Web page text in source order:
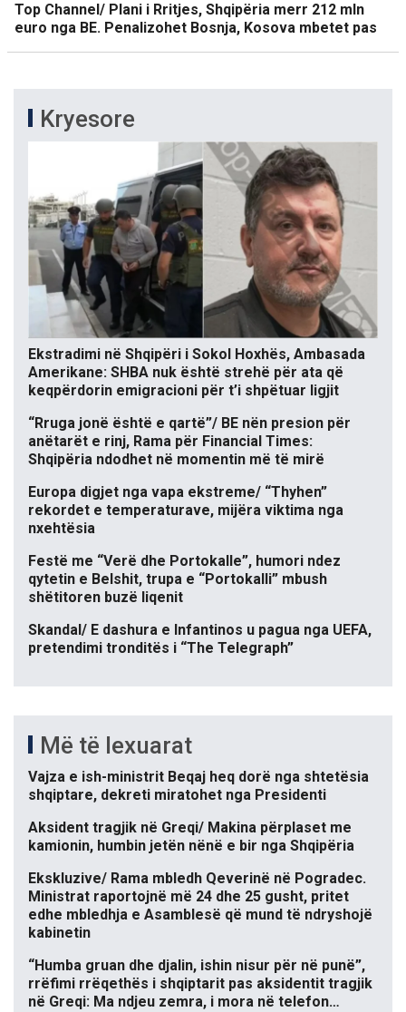
Top Channel/ Plani i Rritjes, Shqipëria merr 212 mln
euro nga BE. Penalizohet Bosnja, Kosova mbetet pas
Kryesore
Ekstradimi në Shqipëri i Sokol Hoxhës, Ambasada
Amerikane: SHBA nuk është strehë për ata që
keqpërdorin emigracioni për t’i shpëtuar ligjit
“Rruga jonë është e qartë”/ BE nën presion për
anëtarët e rinj, Rama për Financial Times:
Shqipëria ndodhet në momentin më të mirë
Europa digjet nga vapa ekstreme/ “Thyhen”
rekordet e temperaturave, mijëra viktima nga
nxehtësia
Festë me “Verë dhe Portokalle”, humori ndez
qytetin e Belshit, trupa e “Portokalli” mbush
shëtitoren buzë liqenit
Skandal/ E dashura e Infantinos u pagua nga UEFA,
pretendimi tronditës i “The Telegraph”
Më të lexuarat
Vajza e ish-ministrit Beqaj heq dorë nga shtetësia
shqiptare, dekreti miratohet nga Presidenti
Aksident tragjik në Greqi/ Makina përplaset me
kamionin, humbin jetën nënë e bir nga Shqipëria
Ekskluzive/ Rama mbledh Qeverinë në Pogradec.
Ministrat raportojnë më 24 dhe 25 gusht, pritet
edhe mbledhja e Asamblesë që mund të ndryshojë
kabinetin
“Humba gruan dhe djalin, ishin nisur për në punë”,
rrëfimi rrëqethës i shqiptarit pas aksidentit tragjik
në Greqi: Ma ndjeu zemra, i mora në telefon…